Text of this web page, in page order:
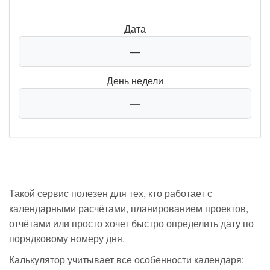
Дата
—
День недели
—
Такой сервис полезен для тех, кто работает с
календарными расчётами, планированием проектов,
отчётами или просто хочет быстро определить дату по
порядковому номеру дня.
Калькулятор учитывает все особенности календаря: